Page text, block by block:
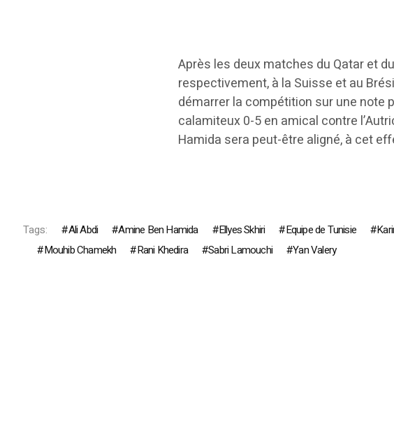
Après les deux matches du Qatar et
respectivement, à la Suisse et au
démarrer la compétition sur une note
calamiteux 0-5 en amical contre
Hamida sera peut-être aligné, à cet
Tags: Ali Abdi Amine Ben Hamida Ellyes Skhiri Equipe de Tunisie
Mouhib Chamekh
Rani Khedira Sabri Lamouchi Yan Valery